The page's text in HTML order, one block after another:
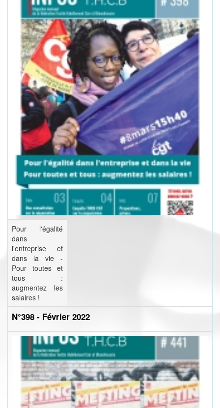
Pour l'égalité
dans
l'entreprise et
dans la vie -
Pour toutes et
tous :
augmentez les
salaires !
N°398 - Février 2022